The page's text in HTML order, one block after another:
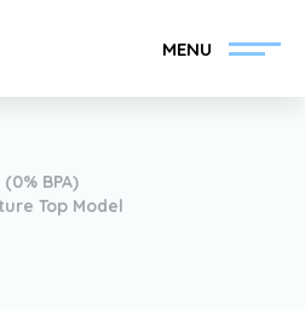
MENU
BPA)
Top Model